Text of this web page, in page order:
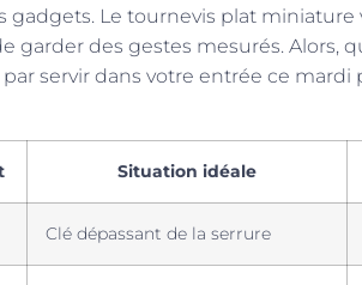
gadgets. Le tournevis plat
garder des gestes mesurés. Alors,
servir dans votre entrée ce
Situation idéale
Clé dépassant de la serrure